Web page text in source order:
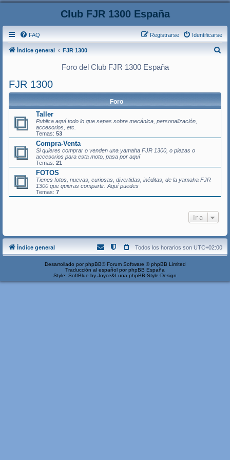
Club FJR 1300 España
FAQ Identificarse
Registrarse
Índice general FJR 1300
Foro del Club FJR 1300 España
FJR 1300
Foro
Taller
Publica aquí todo lo que sepas sobre mecánica, personalización,
accesorios, etc.
Temas: 53
Compra-Venta
Si quieres comprar o venden una yamaha FJR 1300, o piezas o
accesorios para esta moto, pasa por aquí
Temas: 21
FOTOS
Tienes fotos, nuevas, curiosas, divertidas, inéditas, de la yamaha FJR
1300 que quieras compartir. Aquí puedes
Temas: 7
Ir a
Índice general Todos los horarios son UTC+02:00
Desarrollado por phpBB® Forum Software © phpBB Limited
Traducción al español por phpBB España
Style: SoftBlue by Joyce&Luna phpBB-Style-Design